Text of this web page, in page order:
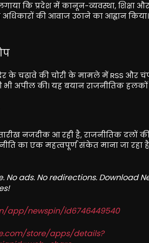
कि प्रदेश में कानून-व्यवस्था, शिक्षा
की आवाज उठाने का आह्वान
चढ़ावे की चोरी के मामले में RSS और
अपील की। यह बयान राजनीतिक
नजदीक आ रही है, राजनीतिक दलों
का एक महत्वपूर्ण संकेत माना जा रहा
No ads. No redirections. Download
app/newspin/id6746449540
store/apps/details?